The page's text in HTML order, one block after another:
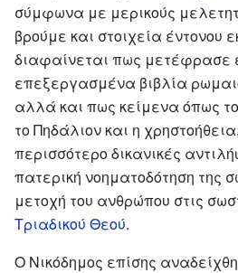
σύμφωνα με μερικούς
βρούμε και στοιχεία έντονου
διαφαίνεται πως μετέφρασε
επεξεργασμένα βιβλία
αλλά και πως κείμενα όπως
το Πηδάλιον και η
περισσότερο δικανικές
πατερική νοηματοδότηση της
μετοχή του ανθρώπου στις
Τριαδικού Θεού.
Ο Νικόδημος επίσης